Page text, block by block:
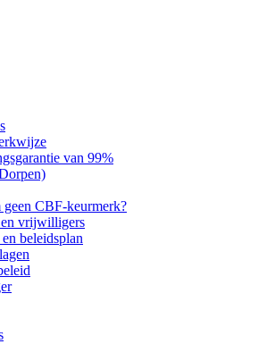
van 99%
geen CBF-keurmerk?
vrijwilligers
en beleidsplan